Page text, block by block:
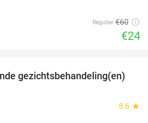
Regulier €60
€24
50%
gezichtsbehandeling(en)
8.6 star